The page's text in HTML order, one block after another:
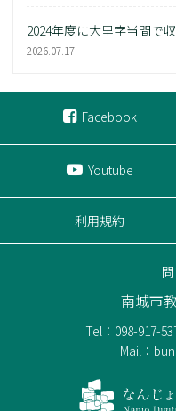
2024年度に大里字当間で
2026.07.17
Facebook
Youtube
利用規約
南城市
Tel：098-917-
Mail：